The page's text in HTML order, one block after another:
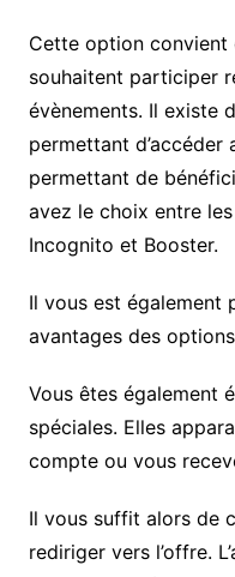
Cette option convient
souhaitent participer
évènements. Il existe
permettant
permettant de
avez le choix entre
Incognito et Booster.
Il vous est également
avantages des
Vous êtes également
spéciales. Elles
compte ou vous
Il vous suffit alors de
rediriger vers l’offre.